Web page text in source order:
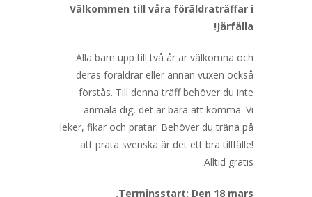
Välkommen till våra föräldraträffar i
Järfälla!
Alla barn upp till två år är välkomna och
deras föräldrar eller annan vuxen också
förstås. Till denna träff behöver du inte
anmäla dig, det är bara att komma. Vi
leker, fikar och pratar. Behöver du träna på
att prata svenska är det ett bra tillfälle!
Alltid gratis.
Terminsstart: Den 18 mars.